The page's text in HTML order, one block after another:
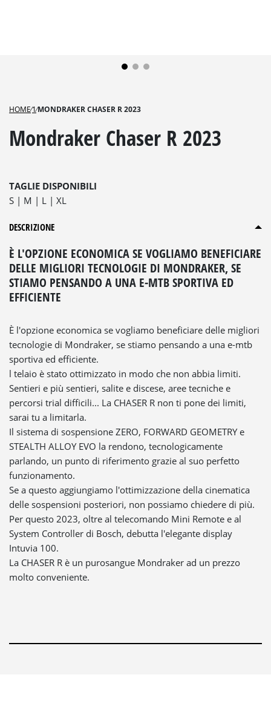
HOME⁄1⁄MONDRAKER CHASER R 2023
Mondraker Chaser R 2023
TAGLIE DISPONIBILI
S
M L XL
DESCRIZIONE
È L'OPZIONE ECONOMICA SE VOGLIAMO BENEFICIARE
DELLE MIGLIORI TECNOLOGIE DI MONDRAKER, SE
STIAMO PENSANDO A UNA E-MTB SPORTIVA ED
EFFICIENTE
È l'opzione economica se vogliamo beneficiare delle migliori
tecnologie di Mondraker, se stiamo pensando a una e-mtb
sportiva ed efficiente.
l telaio è stato ottimizzato in modo che non abbia limiti.
Sentieri e più sentieri, salite e discese, aree tecniche e
percorsi trial difficili... La CHASER R non ti pone dei limiti,
sarai tu a limitarla.
Il sistema di sospensione ZERO, FORWARD GEOMETRY e
STEALTH ALLOY EVO la rendono, tecnologicamente
parlando, un punto di riferimento grazie al suo perfetto
funzionamento.
Se a questo aggiungiamo l'ottimizzazione della cinematica
delle sospensioni posteriori, non possiamo chiedere di più.
Per questo 2023, oltre al telecomando Mini Remote e al
System Controller di Bosch, debutta l'elegante display
Intuvia 100.
La CHASER R è un purosangue Mondraker ad un prezzo
molto conveniente.